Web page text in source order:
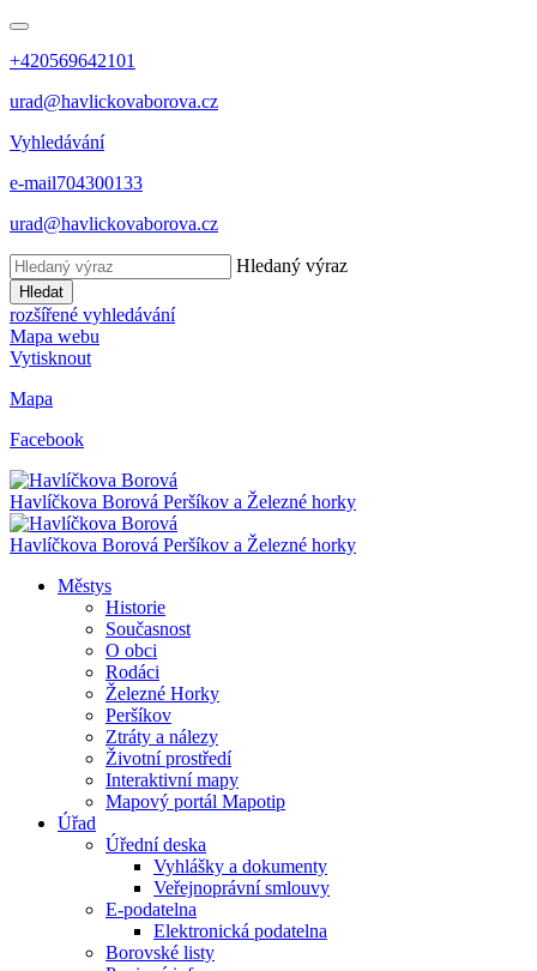
+420569642101
urad@havlickovaborova.cz
Vyhledávání
e-mail704300133
urad@havlickovaborova.cz
Hledaný výraz
Hledat
rozšířené vyhledávání
Mapa webu
Vytisknout
Mapa
Facebook
Havlíčkova Borová Peršíkov a Železné horky
Havlíčkova Borová Peršíkov a Železné horky
Městys
Historie
Současnost
O obci
Rodáci
Železné Horky
Peršíkov
Ztráty a nálezy
Životní prostředí
Interaktivní mapy
Mapový portál Mapotip
Úřad
Úřední deska
Vyhlášky a dokumenty
Veřejnoprávní smlouvy
E-podatelna
Elektronická podatelna
Borovské listy